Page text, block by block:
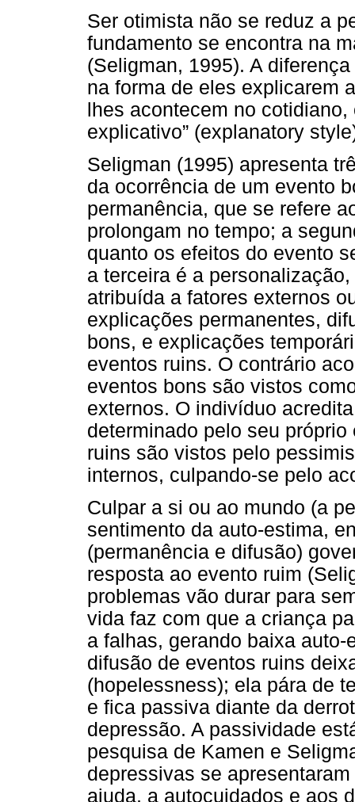
Ser otimista não se reduz a
fundamento se encontra na
(Seligman, 1995). A
na forma de eles explicarem
lhes acontecem no
explicativo” (explanatory
Seligman (1995) apresenta
da ocorrência de um evento
permanência, que se refere
prolongam no tempo; a
quanto os efeitos do evento
a terceira é a
atribuída a fatores externos
explicações permanentes,
bons, e explicações
eventos ruins. O contrário
eventos bons são vistos
externos. O indivíduo
determinado pelo seu
ruins são vistos pelo
internos, culpando-se pelo
Culpar a si ou ao mundo (a
sentimento da auto-estima,
(permanência e difusão)
resposta ao evento ruim
problemas vão durar para
vida faz com que a criança
a falhas, gerando baixa
difusão de eventos ruins
(hopelessness); ela pára de
e fica passiva diante da
depressão. A passividade
pesquisa de Kamen e
depressivas se
ajuda, a autocuidados e aos